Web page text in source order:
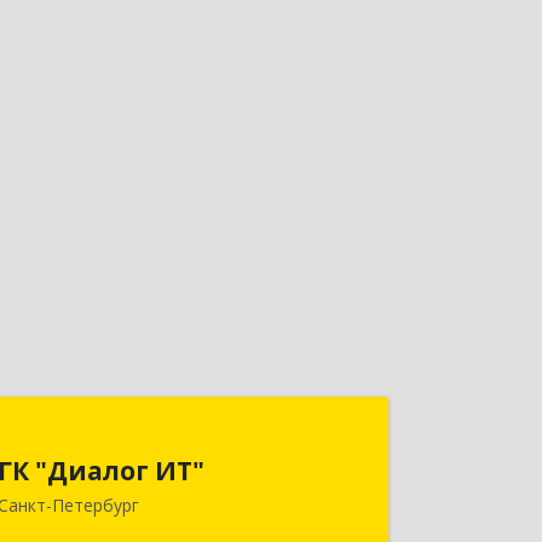
ГК "Диалог ИТ"
Петербург
194100, Санкт-Петербург г, вн.тер.г.